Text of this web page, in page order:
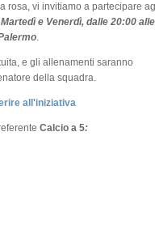
rosa, vi invitiamo a partecipare
e Venerdì, dalle 20:00 alle
.
e gli allenamenti saranno
della squadra.
all'iniziativa
Calcio a 5: